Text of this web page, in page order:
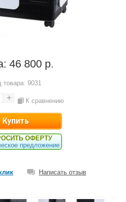
46 800 р.
товара: 9031
К сравнению
ОФЕРТУ
предложение
Написать отзыв